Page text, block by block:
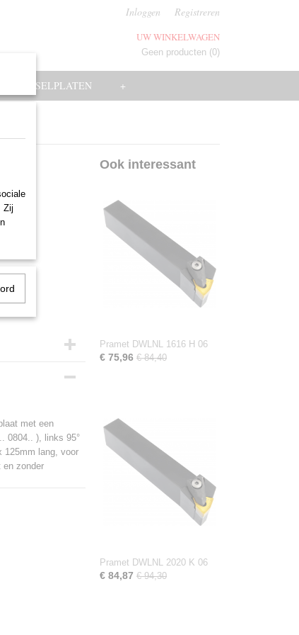
Inloggen Registreren
UW WINKELWAGEN
Geen producten (0)
WISSELPLATEN +
met een
0804.. ), links 95°
125mm lang, voor
en zonder
Ook interessant
Pramet DWLNL 1616 H 06
€ 75,96 € 84,40
Pramet DWLNL 2020 K 06
€ 84,87 € 94,30
Zij